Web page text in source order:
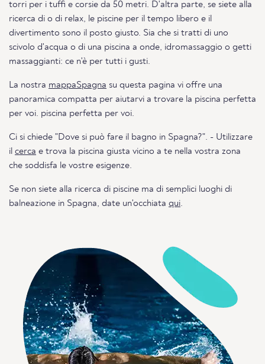
torri per i tuffi e corsie da 50 metri. D'altra parte, se siete alla
ricerca di o di relax, le piscine per il tempo libero e il
divertimento sono il posto giusto. Sia che si tratti di uno
scivolo d'acqua o di una piscina a onde, idromassaggio o getti
massaggianti: ce n'è per tutti i gusti.
La nostra mappaSpagna su questa pagina vi offre una
panoramica compatta per aiutarvi a trovare la piscina perfetta
per voi. piscina perfetta per voi.
Ci si chiede "Dove si può fare il bagno in Spagna?". - Utilizzare
il cerca e trova la piscina giusta vicino a te nella vostra zona
che soddisfa le vostre esigenze.
Se non siete alla ricerca di piscine ma di semplici luoghi di
balneazione in Spagna, date un'occhiata qui.